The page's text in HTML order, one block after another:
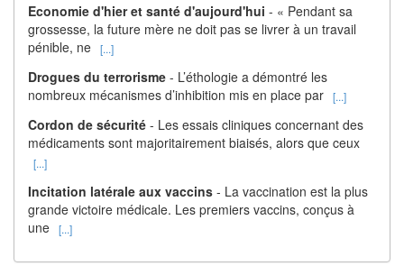
Economie d'hier et santé d'aujourd'hui - « Pendant sa
grossesse, la future mère ne doit pas se livrer à un travail
pénible, ne [...]
Drogues du terrorisme - L’éthologie a démontré les
nombreux mécanismes d’inhibition mis en place par [...]
Cordon de sécurité - Les essais cliniques concernant des
médicaments sont majoritairement biaisés, alors que ceux
[...]
Incitation latérale aux vaccins - La vaccination est la plus
grande victoire médicale. Les premiers vaccins, conçus à
une [...]